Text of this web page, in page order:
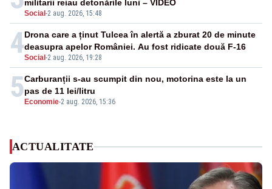
Social -2 aug. 2026, 15:48
militarii reiau detonările luni – VIDEO
4Social -2 aug. 2026, 19:28
Drona care a ținut Tulcea în alertă a zburat 20 de minute
deasupra apelor României. Au fost ridicate două F-16
5 Economie-2 aug. 2026, 15:36
Carburanții s-au scumpit din nou, motorina este la un
pas de 11 lei/litru
ACTUALITATE